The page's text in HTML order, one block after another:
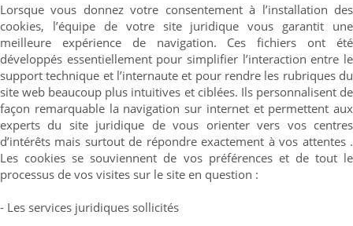
Lorsque vous donnez votre consentement à l’installation des
cookies, l’équipe de votre site juridique vous garantit une
meilleure expérience de navigation. Ces fichiers ont été
développés essentiellement pour simplifier l’interaction entre le
support technique et l’internaute et pour rendre les rubriques du
site web beaucoup plus intuitives et ciblées. Ils personnalisent de
façon remarquable la navigation sur internet et permettent aux
experts du site juridique de vous orienter vers vos centres
d’intérêts mais surtout de répondre exactement à vos attentes .
Les cookies se souviennent de vos préférences et de tout le
processus de vos visites sur le site en question :
- Les services juridiques sollicités